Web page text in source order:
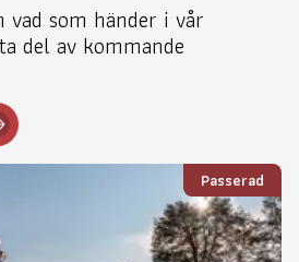
vad som händer i vår
del av kommande
Passerad